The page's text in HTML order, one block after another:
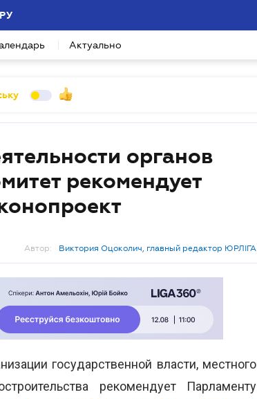
Актуально
органов
рекомендует
Автор: Виктория Оцоколич, главный редактор ЮРЛІГА
государственной власти, местного
рекомендует Парламенту